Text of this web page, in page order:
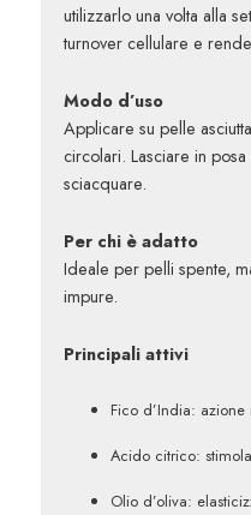
utilizzarlo una volta alla
turnover cellulare e
Modo d’uso
Applicare su pelle
circolari. Lasciare in
sciacquare.
Per chi è adatto
Ideale per pelli spente,
impure.
Principali attivi
Fico d’India: azione
Acido citrico:
Olio d’oliva: